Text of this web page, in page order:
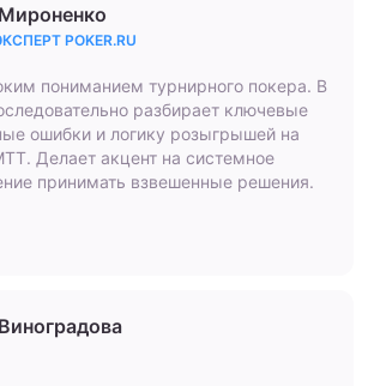
POKER.RU
пониманием турнирного покера. В
разбирает ключевые
ошибки и логику розыгрышей на
Делает акцент на системное
принимать взвешенные решения.